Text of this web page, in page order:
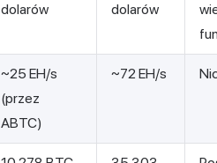
dolarów
dolarów
~25 EH/s
(przez
ABTC)
~72 EH/s